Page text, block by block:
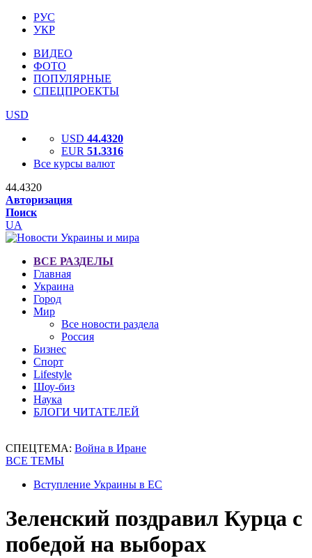
РУС
УКР
ВИДЕО
ФОТО
ПОПУЛЯРНЫЕ
СПЕЦПРОЕКТЫ
USD
USD 44.4320
EUR 51.3316
Все курсы валют
44.4320
Авторизация
Поиск
UA
ВСЕ РАЗДЕЛЫ
Главная
Украина
Город
Мир
Все новости раздела
Россия
Бизнес
Спорт
Lifestyle
Шоу-биз
Наука
БЛОГИ ЧИТАТЕЛЕЙ
СПЕЦТЕМА: Война в Иране
ВСЕ ТЕМЫ
Вступление Украины в ЕС
Зеленский поздравил Курца с
победой на выборах